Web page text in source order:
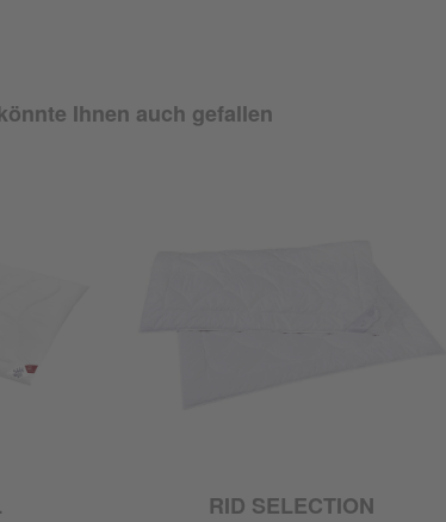
Ihnen auch gefallen
RID SELECTION